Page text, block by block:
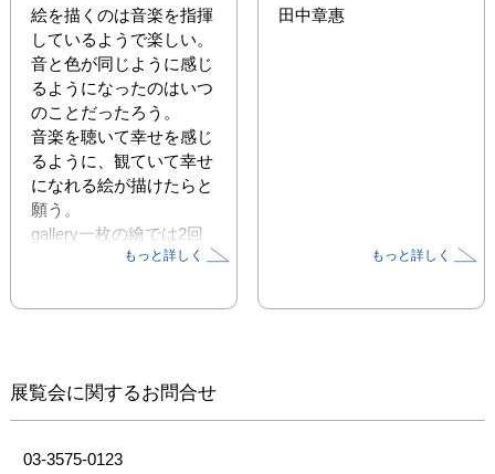
絵を描くのは音楽を指揮
しているようで楽しい。
音と色が同じように感じ
るようになったのはいつ
のことだったろう。
音楽を聴いて幸せを感じ
るように、観ていて幸せ
になれる絵が描けたらと
願う。
gallery一枚の繪では2回
目の個展となります。ご
げます。
田中
章惠
もっと詳しく
田中章惠
もっと詳しく
展覧会に関するお問合せ
03-3575-0123